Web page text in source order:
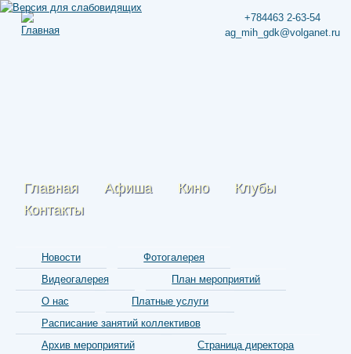
+784463 2-63-54
ag_mih_gdk@volganet.ru
Главная Афиша Кино
Клубы
Контакты
Новости
Фотогалерея
Видеогалерея
План мероприятий
О нас
Платные услуги
Расписание занятий коллективов
Архив мероприятий
Страница директора